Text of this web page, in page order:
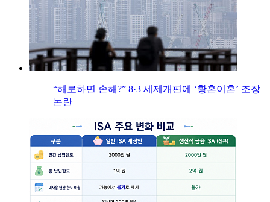
“해로하면 손해?” 8·3 세제개편에 ‘황혼이혼’ 조장
논란